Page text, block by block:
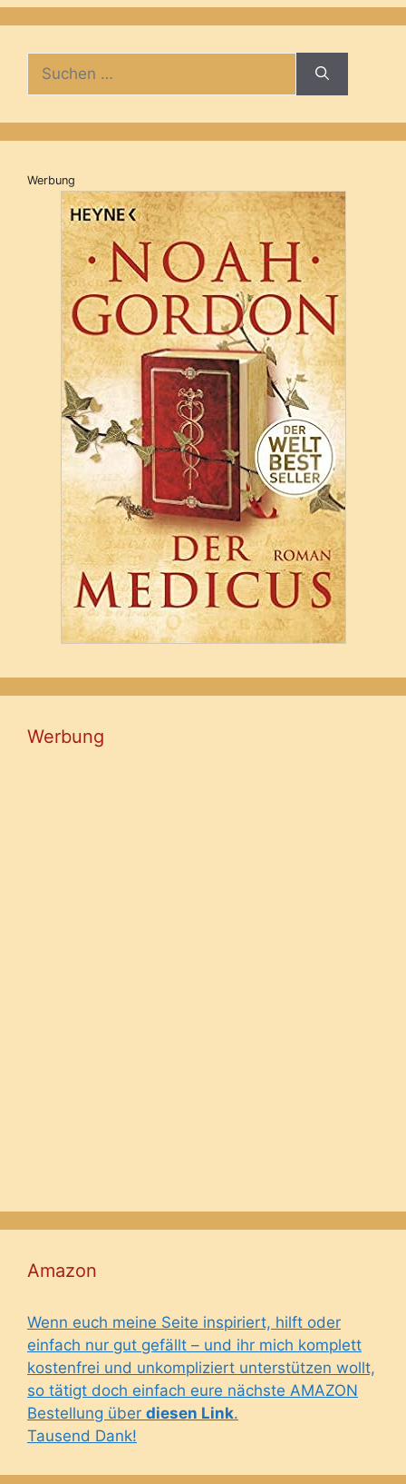
nach:
Werbung
Werbung
Amazon
Wenn euch meine Seite inspiriert, hilft oder
einfach nur gut gefällt – und ihr mich komplett
kostenfrei und unkompliziert unterstützen wollt,
so tätigt doch einfach eure nächste AMAZON
Bestellung über diesen Link.
Tausend Dank!